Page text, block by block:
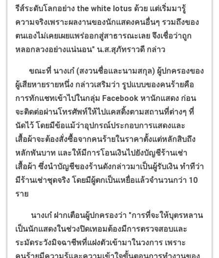
รีส์ระดับโลกอย่าง the white lotus ด้วย แต่เริ่มมารู้
ความจริงเพราะผลงานของนักแสดงคนอื่นๆ รวมถึงของ
ตนเองไม่เคยเผยแพร่ออกสู่สาธารณะเลย จึงเชื่อว่าถูก
หลอกลวงอย่างแน่นอน" น.ส.สุภัทราวดี กล่าว
ขณะที่ นางเก๋ (สงวนชื่อและนามสกุล) ผู้ปกครองของ
ผู้เสียหายรายหนึ่ง กล่าวเสริมว่า รูปแบบของคนร้ายคือ
การทักแชทเข้าไปในกลุ่ม Facebook หานักแสดง ก่อน
จะติดต่อผ่านโทรศัพท์ให้ไปแคสติ้งตามสถานที่ต่างๆ ที่
นัดไว้ โดยมีข้อแม้ว่าอุปกรณ์ประกอบการแสดงและ
เสื้อผ้าจะต้องสั่งซื้อจากคนร้ายในราคาตั้งแต่หลักสิบถึง
หลักพันบาท และให้มีการโอนเงินไปยังบัญชีร้านเช่า
เสื้อผ้า ซึ่งนำบัญชีของร้านดังกล่าวมาเป็นผู้รับเงิน ทำทีว่า
มีร้านเช่าชุดจริง โดยมีผู้ตกเป็นเหยื่อแล้วจำนวนกว่า 10
ราย
นางเก๋ ฝากเตือนผู้ปกครองว่า "การที่จะให้บุตรหลาน
เป็นนักแสดงในช่วงปิดเทอมต้องมีการตรวจสอบและ
ระมัดระวังมิจฉาชีพที่แฝงตัวเข้ามาในวงการ เพราะ